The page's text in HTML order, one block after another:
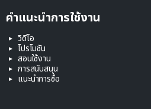
คำแนะนำการใช้งาน
วิดีโอ
โปรโมชัน
สอนใช้งาน
การสนับสนุน
แนะนำการซื้อ